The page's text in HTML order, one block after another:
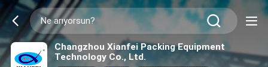
Changzhou Xianfei Packing Equipment
Technology Co., Ltd.